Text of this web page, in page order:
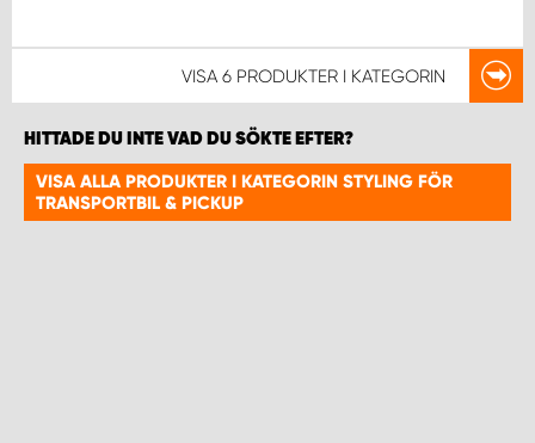
VISA 6 PRODUKTER I KATEGORIN
HITTADE DU INTE VAD DU SÖKTE EFTER?
VISA ALLA PRODUKTER I KATEGORIN STYLING FÖR
TRANSPORTBIL & PICKUP
WORK SYSTEM VÄRNAMO